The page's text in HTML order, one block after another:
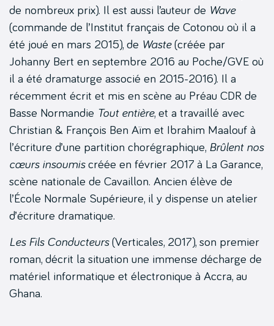
de nombreux prix). Il est aussi l’auteur de Wave
(commande de l’Institut français de Cotonou où il a
été joué en mars 2015), de Waste(créée par
Johanny Bert en septembre 2016 au Poche/GVE où
il a été dramaturge associé en 2015-2016). Il a
récemment écrit et mis en scène au Préau CDR de
Basse Normandie Tout entière, et a travaillé avec
Christian & François Ben Aïm et Ibrahim Maalouf à
l’écriture d’une partition chorégraphique, Brûlent nos
cœurs insoumiscréée en février 2017 à La Garance,
scène nationale de Cavaillon. Ancien élève de
l’École Normale Supérieure, il y dispense un atelier
d’écriture dramatique.
Les Fils Conducteurs(Verticales, 2017), son premier
roman, décrit la situation une immense décharge de
matériel informatique et électronique à Accra, au
Ghana.